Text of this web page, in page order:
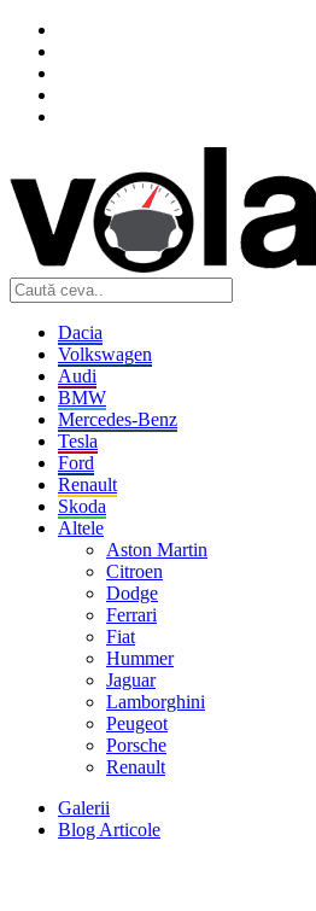
Dacia
Volkswagen
Audi
BMW
Mercedes-Benz
Tesla
Ford
Renault
Skoda
Altele
Aston Martin
Citroen
Dodge
Ferrari
Fiat
Hummer
Jaguar
Lamborghini
Peugeot
Porsche
Renault
Galerii
Blog Articole